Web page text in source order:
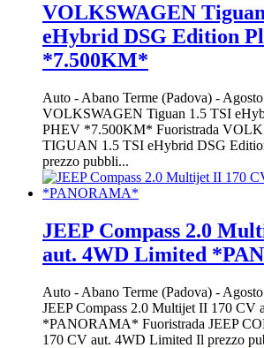
VOLKSWAGEN
eHybrid DSG Edition
*7.500KM*
Auto - Abano Terme (Padova) -
VOLKSWAGEN Tiguan 1.5 TSI
PHEV *7.500KM* Fuoristrada
TIGUAN 1.5 TSI eHybrid DSG
prezzo pubbli...
JEEP Compass 2.0
aut. 4WD Limited
Auto - Abano Terme (Padova) -
JEEP Compass 2.0 Multijet II 170 CV
*PANORAMA* Fuoristrada JEEP
170 CV aut. 4WD Limited Il prezzo